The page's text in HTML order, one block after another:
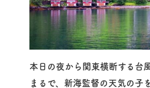
本日の夜から関東横断する台
まるで、新海監督の天気の子